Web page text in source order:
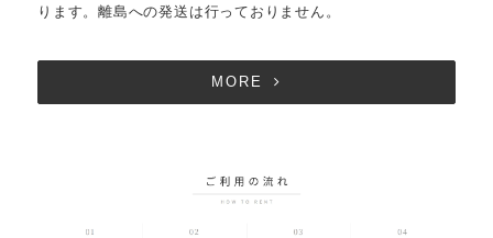
ります。離島への発送は行っておりません。
MORE